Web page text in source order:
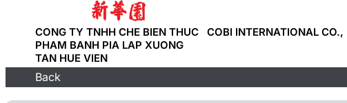
CONG TY TNHH CHE BIEN THUC
PHAM BANH PIA LAP XUONG
TAN HUE VIEN
COBI INTERNATIONAL CO.,
Back